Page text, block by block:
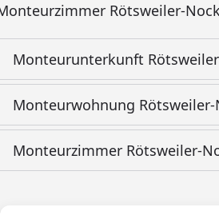
Rötsweiler-
Monteurunterkunft
Monteurwohnung
Monteurzimmer Rötsweiler-